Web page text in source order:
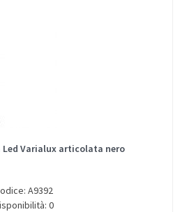
Led Varialux articolata nero
A9392
0